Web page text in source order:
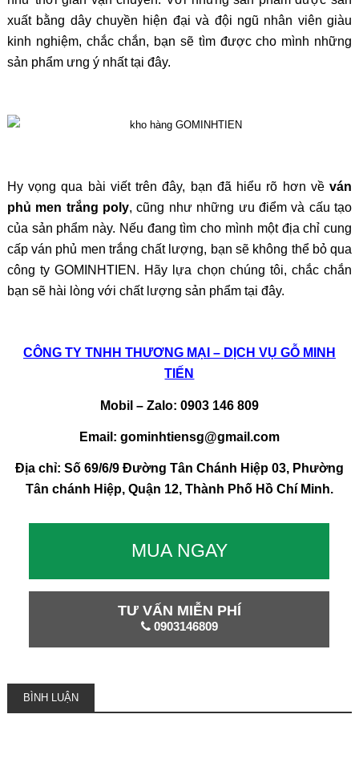
xuất bằng dây chuyền hiện đại và đội ngũ nhân viên giàu
kinh nghiệm, chắc chắn, bạn sẽ tìm được cho mình những
sản phẩm ưng ý nhất tại đây.
Hy vọng qua bài viết trên đây, bạn đã hiểu rõ hơn vềván
phủ men trắng poly, cũng như những ưu điểm và cấu tạo
của sản phẩm này. Nếu đang tìm cho mình một địa chỉ cung
cấp ván phủ men trắng chất lượng, bạn sẽ không thể bỏ qua
công ty GOMINHTIEN. Hãy lựa chọn chúng tôi, chắc chắn
bạn sẽ hài lòng với chất lượng sản phẩm tại đây.
CÔNG TY TNHH THƯƠNG MẠI – DỊCH VỤ GỖ MINH
TIẾN
Mobil – Zalo: 0903 146 809
Email: gominhtiensg@gmail.com
Địa chỉ: Số 69/6/9 Đường Tân Chánh Hiệp 03, Phường
Tân chánh Hiệp, Quận 12, Thành Phố Hồ Chí Minh.
MUA NGAY
TƯ VẤN MIỄN PHÍ
0903146809
BÌNH LUẬN